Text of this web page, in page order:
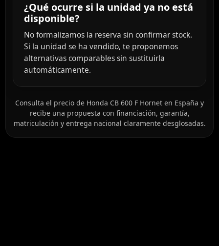
¿Qué ocurre si la unidad ya no está
disponible?
No formalizamos la reserva sin confirmar stock.
Si la unidad se ha vendido, te proponemos
alternativas comparables sin sustituirla
automáticamente.
Consulta el precio de Honda CB 600 F Hornet en España y
recibe una propuesta con financiación, garantía,
matriculación y entrega nacional claramente desglosadas.